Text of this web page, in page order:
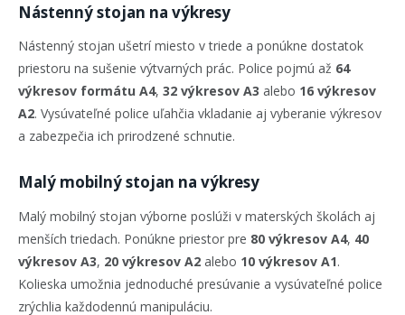
Nástenný stojan na výkresy
Nástenný stojan ušetrí miesto v triede a ponúkne dostatok
priestoru na sušenie výtvarných prác. Police pojmú až 64
výkresov formátu A4, 32 výkresov A3 alebo 16 výkresov
A2. Vysúvateľné police uľahčia vkladanie aj vyberanie výkresov
a zabezpečia ich prirodzené schnutie.
Malý mobilný stojan na výkresy
Malý mobilný stojan výborne poslúži v materských školách aj
menších triedach. Ponúkne priestor pre 80 výkresov A4, 40
výkresov A3, 20 výkresov A2 alebo 10 výkresov A1.
Kolieska umožnia jednoduché presúvanie a vysúvateľné police
zrýchlia každodennú manipuláciu.